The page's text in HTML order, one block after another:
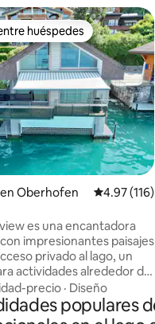
huéspedes preferido
huéspedes
Oberhofen
4.97 (116)
es una encantadora
impresionantes paisajes
privado al lago, un
actividades alrededor del
con cariño y de
encuentra directamente
impresionantes vistas
precio · Diseño
populares